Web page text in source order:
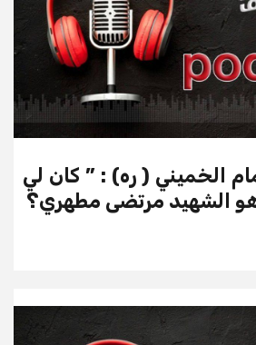
الخميني ( ره) : ” كان لي
هو الشهيد مرتضى مطهري؟